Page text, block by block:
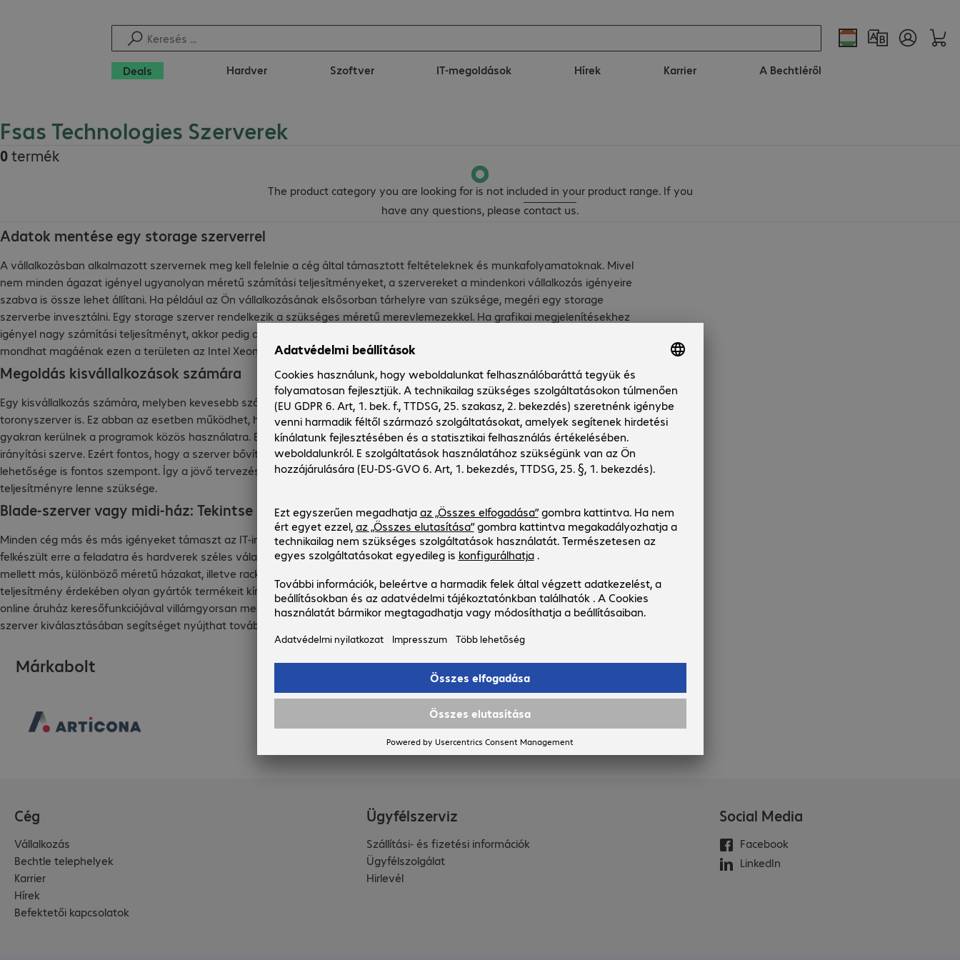
Deals Hardver Szoftver IT-megoldások Hírek Karrier A Bechtléről
Fsas Technologies Szerverek
0termék
The product category you are looking for is not included in your product range. If you
have any questions, please contact us.
Adatok mentése egy storage szerverrel
A vállalkozásban alkalmazott szervernek meg kell felelnie a cég által támasztott feltételeknek és munkafolyamatoknak. Mivel
nem minden ágazat igényel ugyanolyan méretű számítási teljesítményeket, a szervereket a mindenkori vállalkozás igényeire
szabva is össze lehet állítani. Ha például az Ön vállalkozásának elsősorban tárhelyre van szüksége, megéri egy storage
szerverbe invesztálni. Egy storage szerver rendelkezik a szükséges méretű merevlemezekkel. Ha grafikai megjelenítésekhez
igényel nagy számítási teljesítményt, akkor pedig a processzor kérdése válik döntő fontosságúvá. Kiemelkedő eredményeket
mondhat magáénak ezen a területen az Intel Xeon processzorcsalád.
Megoldás kisvállalkozások számára
Egy kisvállalkozás számára, melyben kevesebb számítógép használja a hálózatot és a szervert, legtöbbször elegendő egy
toronyszerver is. Ez abban az esetben működhet, ha nem szükséges nagy mennyiségű adat feldolgozása, illetve csak
gyakran kerülnek a programok közös használatra. Ez a toronyszerver ezzel a vállalkozás IT-infrastruktúrájának központi
irányítási szerve. Ezért fontos, hogy a szerver bővíthető legyen. A számítási teljesítmény és a tárhely bővítésének
lehetősége is fontos szempont. Így a jövő tervezésében rugalmas maradhat, ha netán később mégis nagyobb
teljesítményre lenne szüksége.
Blade-szerver vagy midi-ház: Tekintse meg a lehetőségek nagy választékát
Minden cég más és más igényeket támaszt az IT-infrastruktúrával, ezzel együtt pedig a szerverrel szemben. A bechtle.com
felkészült erre a feladatra és hardverek széles választékát kínálja személyes hálózatának felépítéséhez. A blade-szerverek
mellett más, különböző méretű házakat, illetve rackeket és tornyokat is találhat. A magas minőség és a megbízható
teljesítmény érdekében olyan gyártók termékeit kínáljuk, mint a Hewlett Packard Enterprise, Lenovo, Dell vagy Fujitsu. Az
online áruház keresőfunkciójával villámgyorsan megtalálhatja azon termékeket, melyek megfelelhetnek Önnek. A megfelelő
szerver kiválasztásában segítséget nyújthat továbbá termékmenedzsereink professzionális tanácsadása is.
Márkabolt
Cég
Vállalkozás
Bechtle telephelyek
Karrier
Hírek
Befektetői kapcsolatok
Ügyfélszerviz
Szállítási- és fizetési információk
Ügyfélszolgálat
Hirlevél
Social Media
Facebook
LinkedIn